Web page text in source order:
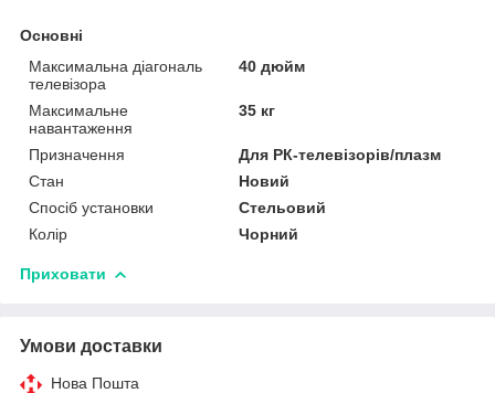
Основні
Максимальна діагональ
телевізора
40 дюйм
Максимальне
навантаження
35 кг
Призначення
Для РК-телевізорів/плазм
Стан
Новий
Спосіб установки
Стельовий
Колір
Чорний
Приховати
Умови доставки
Нова Пошта